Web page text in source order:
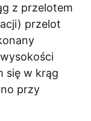
z przelotem
przelot
się w krąg
przy